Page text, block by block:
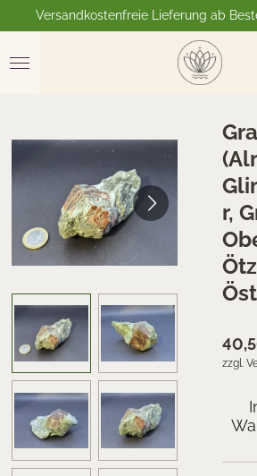
Hauptinhalt
springen
Versandkostenfreie Lieferung ab
r,
zzgl.